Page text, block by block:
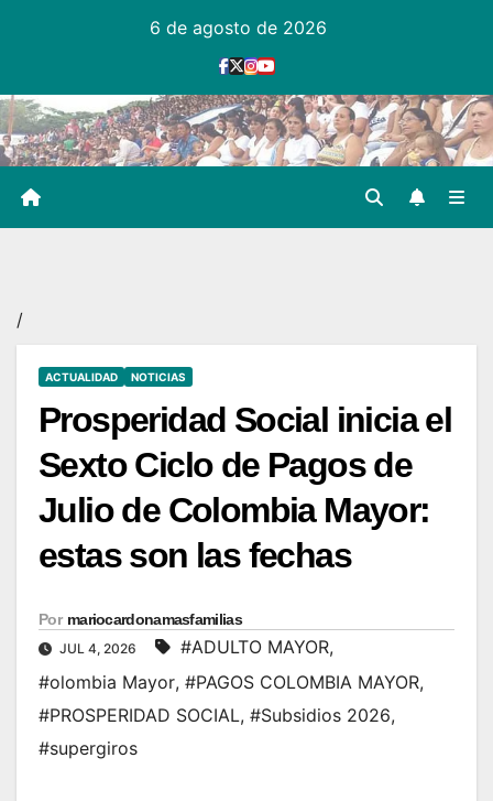
6 de agosto de 2026
/
ACTUALIDAD NOTICIAS
Prosperidad Social inicia el
Sexto Ciclo de Pagos de
Julio de Colombia Mayor:
estas son las fechas
Por mariocardonamasfamilias
JUL 4, 2026 #ADULTO MAYOR,
#olombia Mayor, #PAGOS COLOMBIA MAYOR,
#PROSPERIDAD SOCIAL, #Subsidios 2026,
#supergiros